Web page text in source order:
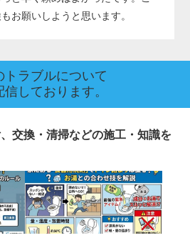
お願いしようと思います。
トラブルについて
しております。
交換・清掃などの施工・知識を